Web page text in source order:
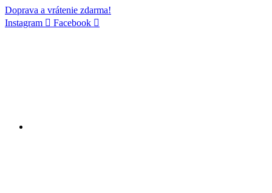
Doprava a vrátenie zdarma!
Instagram
Facebook